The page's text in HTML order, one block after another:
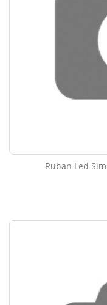
Ruban Led